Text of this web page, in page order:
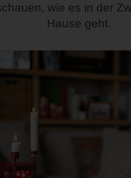
wie es in der
Hause geht.